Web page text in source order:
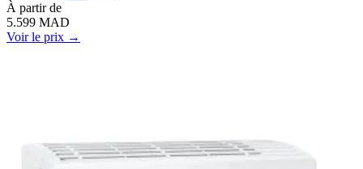
À partir de
5.599 MAD
Voir le prix →